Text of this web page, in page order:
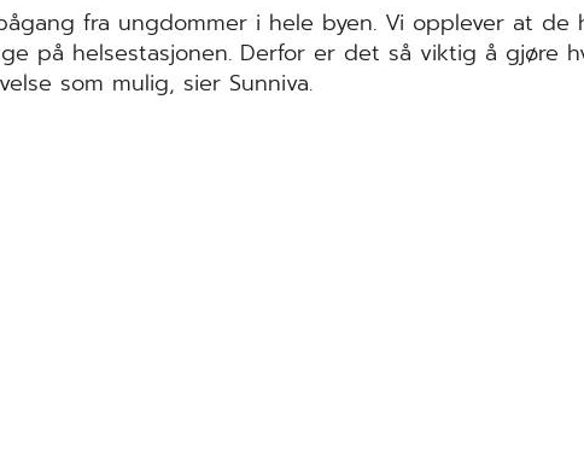
fra ungdommer i hele byen. Vi opplever at de
på helsestasjonen. Derfor er det så viktig å gjøre
som mulig, sier Sunniva.